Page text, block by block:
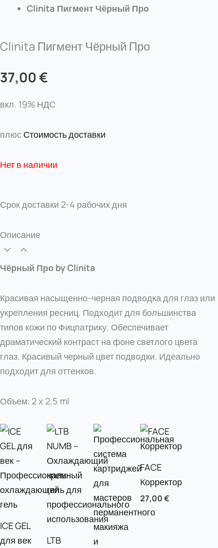
Clinita Пигмент Чёрный Про
Clinita Пигмент Чёрный Про
37,00€
вкл. 19% НДС
плюс Стоимость доставки
Нет в наличии
Срок доставки 2-4 рабочих дня
Описание
Чёрный Про by Clinita
Красивая насыщенно-черная подводка для глаз или
укрепления ресниц. Подходит для большинства
типов кожи по Фицпатрику. Обеспечивает
драматический контраст на фоне светлого цвета
глаз. Красивый черный цвет подводки. Идеально
подходит для оттенков.
Объем: 2 x 2,5 ml
ICE GEL
для век
LTB
FACE
Корректор
27,00€